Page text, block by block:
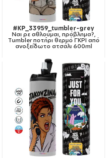
#KP_33959_tumbler-grey
Ναι ρε αθλούμαι, πρόβλημα?,
Tumbler ποτήρι θερμό ΓΚΡΙ από
ανοξείδωτο ατσάλι 600ml